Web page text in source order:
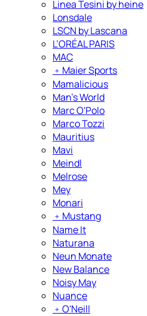
Linea Tesini by heine
Lonsdale
LSCN by Lascana
L’ORÉAL PARIS
MAC
﹢ Maier Sports
Mamalicious
Man's World
Marc O'Polo
Marco Tozzi
Mauritius
Mavi
Meindl
Melrose
Mey
Monari
﹢ Mustang
Name It
Naturana
Neun Monate
New Balance
Noisy May
Nuance
﹢ O'Neill